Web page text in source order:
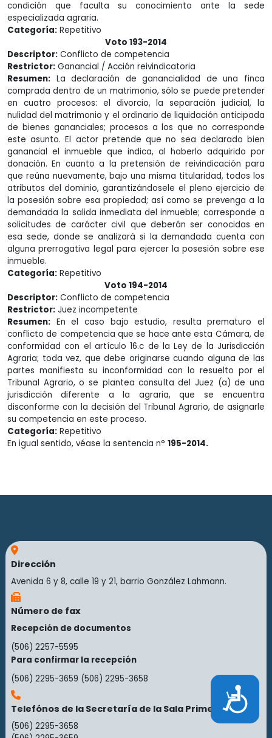
Accesibilidad
condición que faculta su conocimiento ante la sede
especializada agraria.
Categoría: Repetitivo
Voto 193-2014
Descriptor: Conflicto de competencia
Restrictor: Ganancial / Acción reivindicatoria
Resumen: La declaración de ganancialidad de una finca
comprada dentro de un matrimonio, sólo se puede pretender
en cuatro procesos: el divorcio, la separación judicial, la
nulidad del matrimonio y el ordinario de liquidación anticipada
de bienes gananciales; procesos a los que no corresponde
este asunto. El actor pretende que no sea declarado bien
ganancial el inmueble que indica, al haberlo adquirido por
donación. En cuanto a la pretensión de reivindicación para
que reúna nuevamente, bajo una misma titularidad, todos los
atributos del dominio, garantizándosele el pleno ejercicio de
la posesión sobre esa propiedad; así como se prevenga a la
demandada la salida inmediata del inmueble; corresponde a
solicitudes de carácter civil que deberán ser conocidas en
esa sede, donde se analizará si la demandada cuenta con
alguna prerrogativa legal para ejercer la posesión sobre ese
inmueble.
Categoría: Repetitivo
Voto 194-2014
Descriptor: Conflicto de competencia
Restrictor: Juez incompetente
Resumen: En el caso bajo estudio, resulta prematuro el
conflicto de competencia que se hace ante esta Cámara, de
conformidad con el artículo 16.c de la Ley de la Jurisdicción
Agraria; toda vez, que debe originarse cuando alguna de las
partes manifiesta su inconformidad con lo resuelto por el
Tribunal Agrario, o se plantea consulta del Juez (a) de una
jurisdicción diferente a la agraria, que se encuentra
disconforme con la decisión del Tribunal Agrario, de asignarle
su competencia en este proceso.
Categoría: Repetitivo
En igual sentido, véase la sentencia n° 195-2014.
Dirección
Avenida 6 y 8, calle 19 y 21, barrio González Lahmann.
Número de fax
Recepción de documentos
(506) 2257-5595
Para confirmar la recepción
(506) 2295-3659 (506) 2295-3658
Telefónos de la Secretaría de la Sala Primera
(506) 2295-3658